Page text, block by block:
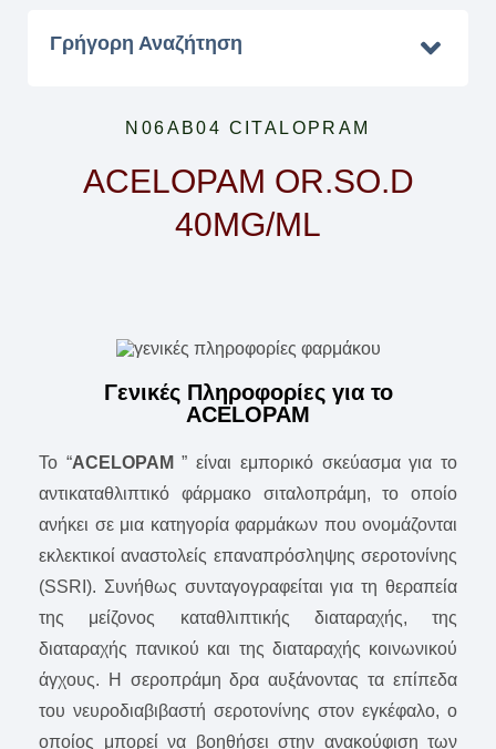
Γρήγορη Αναζήτηση
N06AB04 CITALOPRAM
ACELOPAM OR.SO.D
40MG/ML
Γενικές Πληροφορίες για το
ACELOPAM
To “ACELOPAM” είναι εμπορικό σκεύασμα για το
αντικαταθλιπτικό φάρμακο σιταλοπράμη, το οποίο
ανήκει σε μια κατηγορία φαρμάκων που ονομάζονται
εκλεκτικοί αναστολείς επαναπρόσληψης σεροτονίνης
(SSRI). Συνήθως συνταγογραφείται για τη θεραπεία
της μείζονος καταθλιπτικής διαταραχής, της
διαταραχής πανικού και της διαταραχής κοινωνικού
άγχους. Η σεροπράμη δρα αυξάνοντας τα επίπεδα
του νευροδιαβιβαστή σεροτονίνης στον εγκέφαλο, ο
οποίος μπορεί να βοηθήσει στην ανακούφιση των